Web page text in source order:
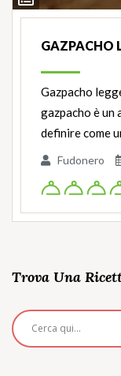
GAZPACHO
Gazpacho
gazpacho è un
definire come
Fudonero
Trova Una